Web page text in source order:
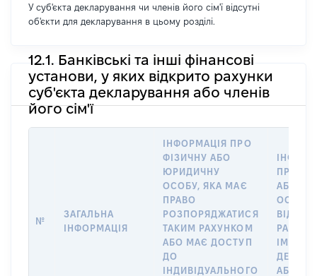
У суб'єкта декларування чи членів його сім'ї відсутні
об'єкти для декларування в цьому розділі.
12.1. Банківські та інші фінансові
установи, у яких відкрито рахунки
суб'єкта декларування або членів
його сім'ї
№
ЗАГАЛЬНА
ІНФОРМАЦІЯ
ІНФОРМАЦІЯ ПРО
ФІЗИЧНУ АБО
ЮРИДИЧНУ
ОСОБУ, ЯКА МАЄ
ПРАВО
РОЗПОРЯДЖАТИСЯ
ТАКИМ РАХУНКОМ
АБО МАЄ ДОСТУП
ДО
ІНДИВІДУАЛЬНОГО
ПРО
АБО
ОСОБУ,
ІМ’Я
АБО